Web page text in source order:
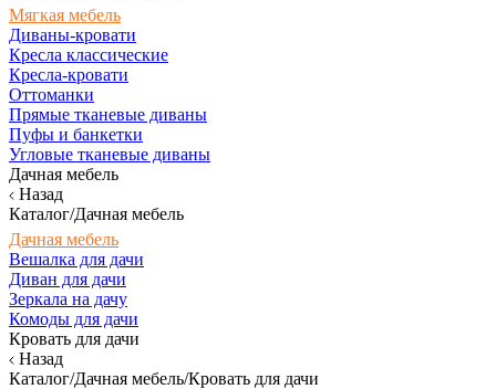
Мягкая мебель
Диваны-кровати
Кресла классические
Кресла-кровати
Оттоманки
Прямые тканевые диваны
Пуфы и банкетки
Угловые тканевые диваны
Дачная мебель
Назад
Каталог/Дачная мебель
Дачная мебель
Вешалка для дачи
Диван для дачи
Зеркала на дачу
Комоды для дачи
Кровать для дачи
Назад
Каталог/Дачная мебель/Кровать для дачи